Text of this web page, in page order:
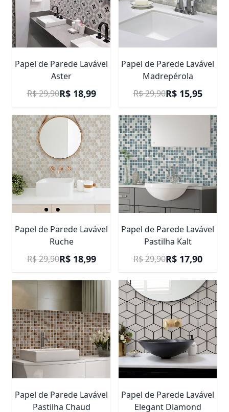
Papel de Parede Lavável
Aster
Preço Promocional
R$ 18,99
R$ 29,90
Papel de Parede Lavável
Madrepérola
Preço Promocional
R$ 15,95
R$ 29,90
Papel de Parede Lavável
Ruche
Preço Promocional
R$ 18,99
R$ 29,90
Papel de Parede Lavável
Pastilha Kalt
Preço Promocional
R$ 17,90
R$ 29,90
Papel de Parede Lavável
Pastilha Chaud
Papel de Parede Lavável
Elegant Diamond